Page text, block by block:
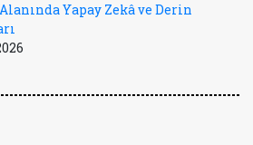
Yapay Zekâ ve Derin